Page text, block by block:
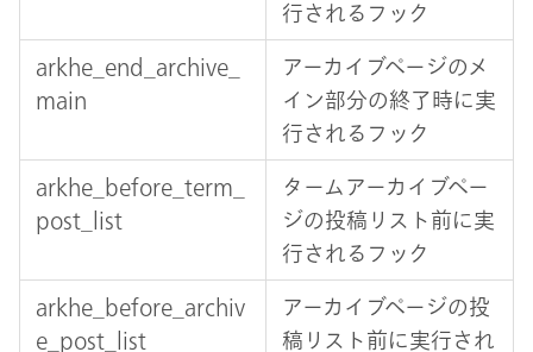
行されるフック
arkhe_end_archive_
main
アーカイブページのメ
イン部分の終了時に実
行されるフック
arkhe_before_term_
post_list
タームアーカイブペー
ジの投稿リスト前に実
行されるフック
arkhe_before_archiv
e_post_list
アーカイブページの投
稿リスト前に実行され